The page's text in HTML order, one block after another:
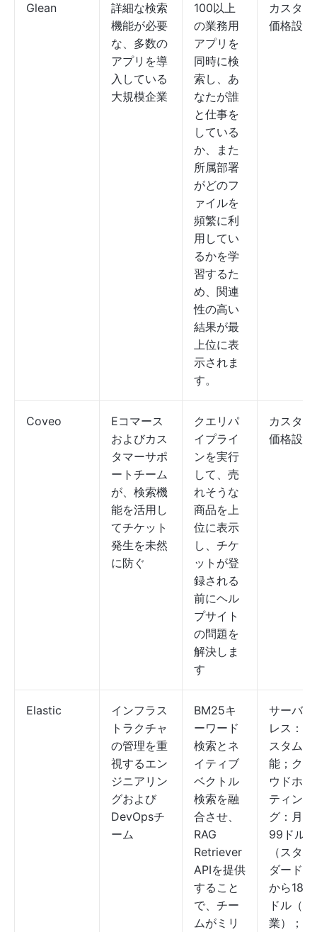
Glean
詳細な検索
機能が必要
な、多数の
アプリを導
入している
大規模企業
100以上
の業務用
アプリを
同時に検
索し、あ
なたが誰
と仕事を
している
か、また
所属部署
がどのフ
ァイルを
頻繁に利
用してい
るかを学
習するた
め、関連
性の高い
結果が最
上位に表
示されま
す。
カスタム
価格設定
Coveo
Eコマース
およびカス
タマーサポ
ートチーム
が、検索機
能を活用し
てチケット
発生を未然
に防ぐ
クエリパ
イプライ
ンを実行
して、売
れそうな
商品を上
位に表示
し、チケ
ットが登
録される
前にヘル
プサイト
の問題を
解決しま
す
カスタム
価格設定
Elastic
インフラス
トラクチャ
の管理を重
視するエン
ジニアリン
グおよび
DevOpsチ
ーム
BM25キ
ーワード
検索とネ
イティブ
ベクトル
検索を融
合させ、
RAG
Retriever
APIを提供
すること
で、チー
ムがミリ
サーバー
レス：カ
スタム可
能；クラ
ウドホス
ティン
グ：月額
99ドル
（スタン
ダード）
から184
ドル（企
業）；セ